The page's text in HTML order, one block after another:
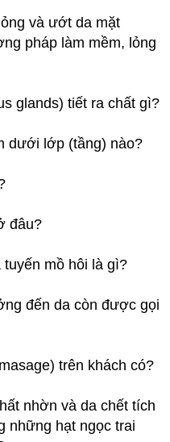
và ướt da mặt
pháp làm mềm, lỏng
glands) tiết ra chất gì?
dưới lớp (tầng) nào?
đâu?
mồ hôi là gì?
đến da còn được gọi
trên khách có?
nhờn và da chết tích
những hạt ngọc trai